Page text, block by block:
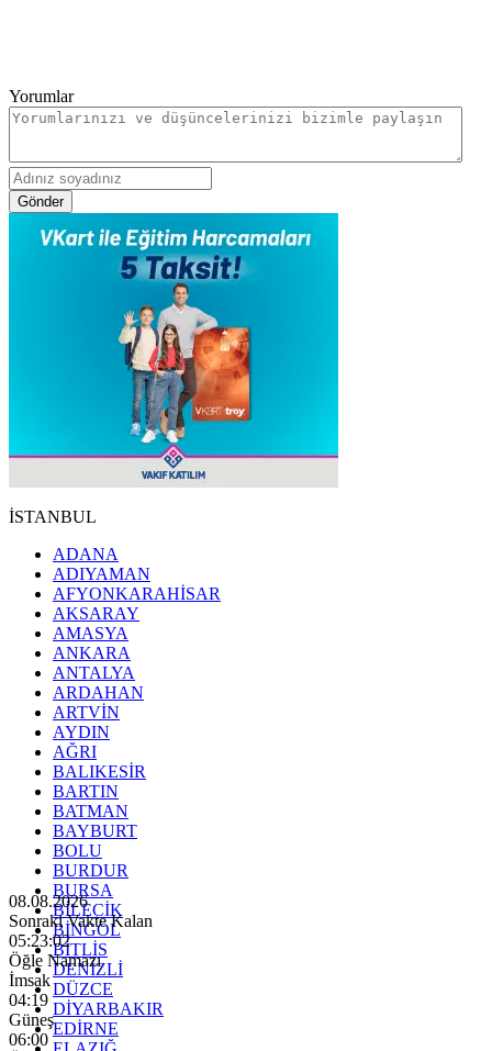
Yorumlar
Gönder
İSTANBUL
ADANA
ADIYAMAN
AFYONKARAHİSAR
AKSARAY
AMASYA
ANKARA
ANTALYA
ARDAHAN
ARTVİN
AYDIN
AĞRI
BALIKESİR
BARTIN
BATMAN
BAYBURT
BOLU
BURDUR
BURSA
BİLECİK
BİNGÖL
BİTLİS
DENİZLİ
DÜZCE
DİYARBAKIR
EDİRNE
08.08.2026
Sonraki Vakte Kalan
05:23:01
Öğle Namazı
İmsak
04:19
Güneş
06:00